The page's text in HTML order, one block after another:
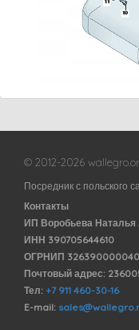
© 2012-2026
Посредник с польского
Контакты
ИП Воробьева Наталья
ИНН 390705644610
ОГРНИП
Почтовый адрес:
Тел: +7 911 460-30-16
E-mail: